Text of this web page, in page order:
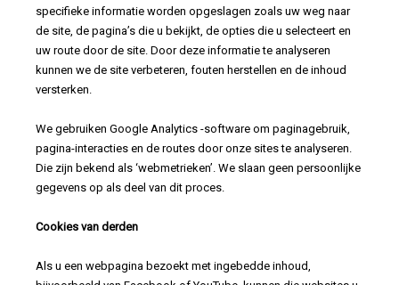
specifieke informatie worden opgeslagen zoals uw weg naar
de site, de pagina’s die u bekijkt, de opties die u selecteert en
uw route door de site. Door deze informatie te analyseren
kunnen we de site verbeteren, fouten herstellen en de inhoud
versterken.
We gebruiken Google Analytics -software om paginagebruik,
pagina-interacties en de routes door onze sites te analyseren.
Die zijn bekend als ‘webmetrieken’. We slaan geen persoonlijke
gegevens op als deel van dit proces.
Cookies van derden
Als u een webpagina bezoekt met ingebedde inhoud,